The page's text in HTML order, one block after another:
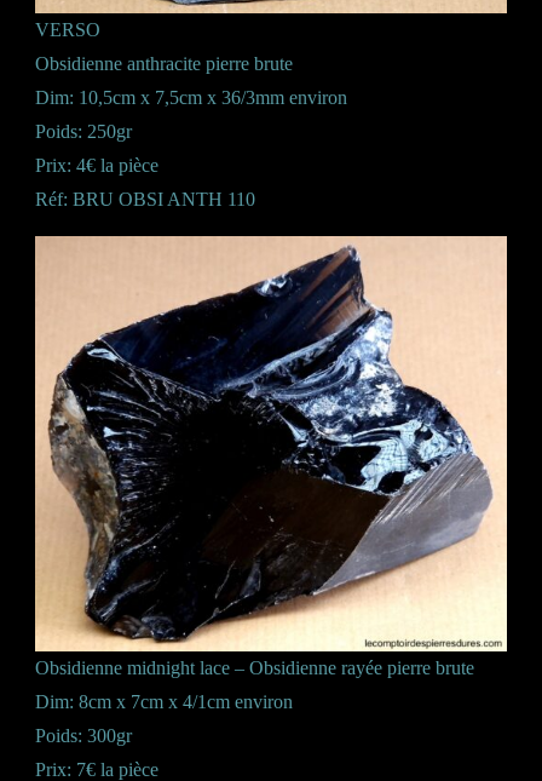
VERSO
Obsidienne anthracite pierre brute
Dim: 10,5cm x 7,5cm x 36/3mm environ
Poids: 250gr
Prix: 4€ la pièce
Réf: BRU OBSI ANTH 110
Obsidienne midnight lace – Obsidienne rayée pierre brute
Dim: 8cm x 7cm x 4/1cm environ
Poids: 300gr
Prix: 7€ la pièce